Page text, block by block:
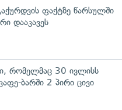
ფაქტზე წარსულში
დააკავეს
რომელმაც 30 ივლისს
ბარში 2 პირი ცივი